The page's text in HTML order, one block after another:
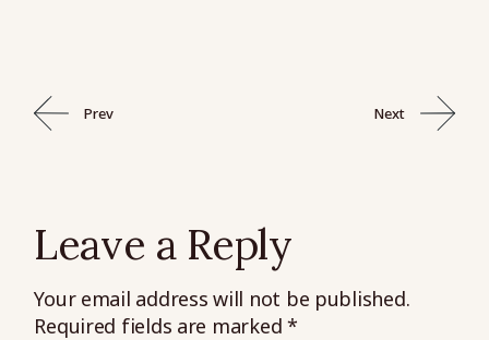
Prev Next
Leave a Reply
Your email address will not be published.
Required fields are marked*